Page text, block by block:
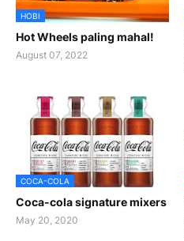
HOBI
Hot Wheels paling mahal!
August 07, 2022
COCA-COLA
Coca-cola signature mixers
May 20, 2020